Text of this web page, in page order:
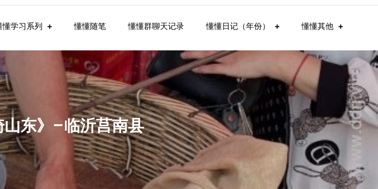
懂学习系列 懂懂随笔 懂懂群聊天记录 懂懂日记（年份） 懂懂其他
东》–临沂莒南县